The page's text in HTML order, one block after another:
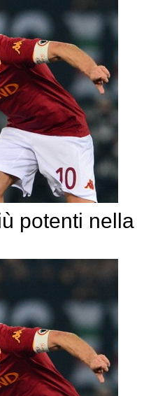
potenti nella